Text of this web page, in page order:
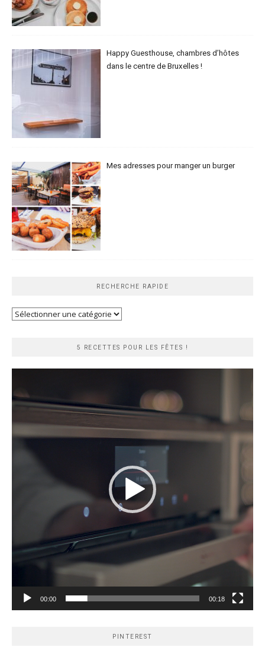
Happy Guesthouse, chambres d’hôtes
dans le centre de Bruxelles !
Mes adresses pour manger un burger
RECHERCHE RAPIDE
Recherche
5 RECETTES POUR LES FÊTES !
00:00 00:18
PINTEREST